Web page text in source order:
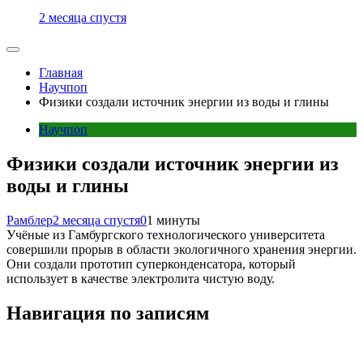
2 месяца спустя
Главная
Научпоп
Физики создали источник энергии из воды и глины
Научпоп
Физики создали источник энергии из
воды и глины
Рамблер2 месяца спустя01 минуты
Учёные из Гамбургского технологического университета
совершили прорыв в области экологичного хранения энергии.
Они создали прототип суперконденсатора, который
использует в качестве электролита чистую воду.
Навигация по записям